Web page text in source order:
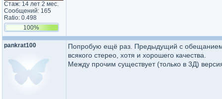
Стаж: 14 лет 2 мес.
Сообщений: 165
Ratio: 0.498
100%
pankrat100
Попробую ещё раз. Предыдущий с обещанием
всякого стерео, хотя и хорошего качества.
Между прочим существует (только в 3Д)